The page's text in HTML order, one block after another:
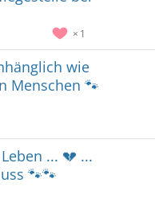
1
wie
Menschen 🐾
... 💔 ...
🐾🐾